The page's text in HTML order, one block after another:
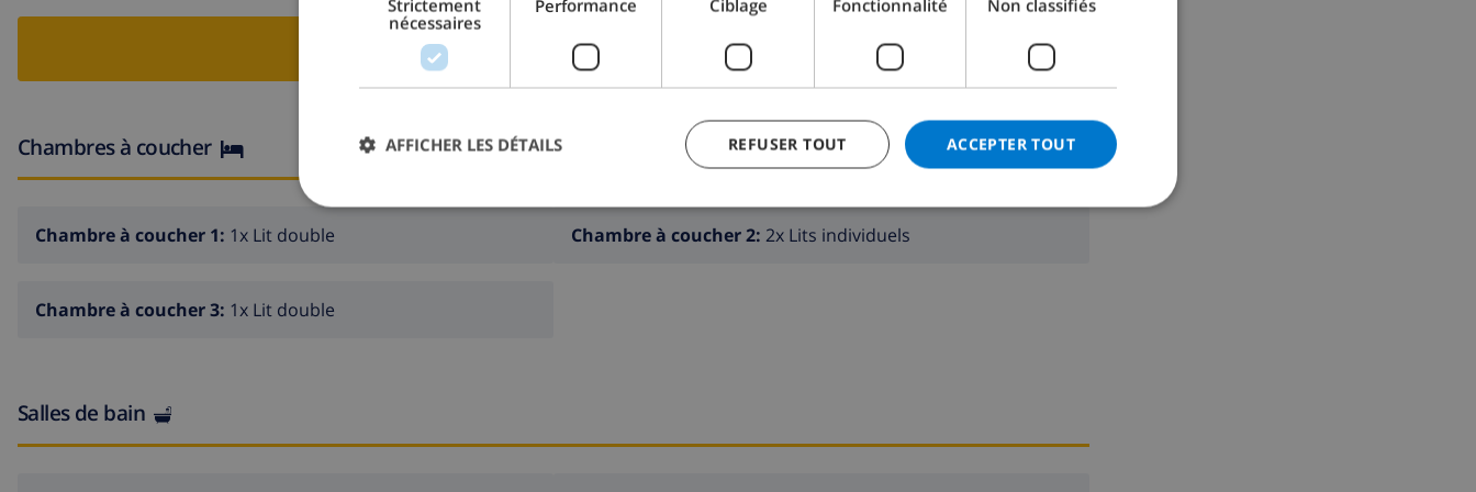
· 1 chambre à coucher avec lit double et salle de bains avec baignoire et douche en suite.
· Connexion Internet Wifi.
· Douche dans la zone de piscine.
RESERVER CETTE VILLA ›
Chambres à coucher
Chambre à coucher 1: 1x Lit double Chambre à coucher 2: 2x Lits individuels
Chambre à coucher 3: 1x Lit double
Salles de bain
CATALAN
DANISH
Strictement
nécessaires
Performance Ciblage Fonctionnalité Non classifiés
ACCEPTER TOUT
REFUSER TOUT
AFFICHER LES DÉTAILS